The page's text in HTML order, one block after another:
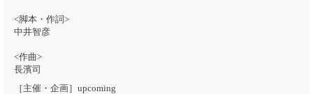
<脚本・作詞>
中井智彦
<作曲>
長濱司
［主催・企画］upcoming